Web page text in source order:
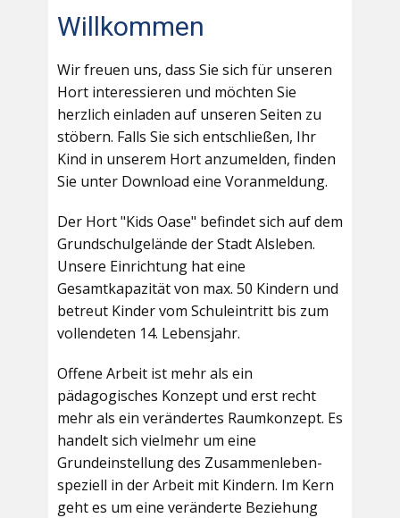
Willkommen
Wir freuen uns, dass Sie sich für unseren
Hort interessieren und möchten Sie
herzlich einladen auf unseren Seiten zu
stöbern. Falls Sie sich entschließen, Ihr
Kind in unserem Hort anzumelden, finden
Sie unter Download eine Voranmeldung.
Der Hort "Kids Oase" befindet sich auf dem
Grundschulgelände der Stadt Alsleben.
Unsere Einrichtung hat eine
Gesamtkapazität von max. 50 Kindern und
betreut Kinder vom Schuleintritt bis zum
vollendeten 14. Lebensjahr.
Offene Arbeit ist mehr als ein
pädagogisches Konzept und erst recht
mehr als ein verändertes Raumkonzept. Es
handelt sich vielmehr um eine
Grundeinstellung des Zusammenleben-
speziell in der Arbeit mit Kindern. Im Kern
geht es um eine veränderte Beziehung